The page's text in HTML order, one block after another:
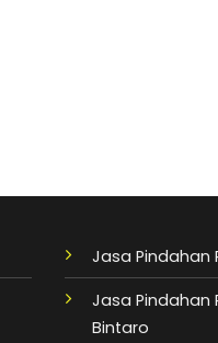
Jasa Pindahan
Jasa Pindahan
Bintaro